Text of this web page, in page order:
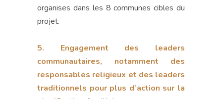
organises dans les 8 communes cibles du
projet.
5. Engagement des leaders
communautaires, notamment des
responsables religieux et des leaders
traditionnels pour plus d’action sur la